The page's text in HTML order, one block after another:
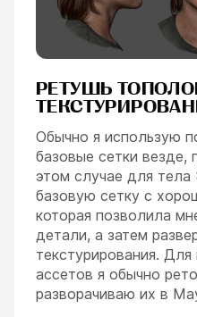
РЕТУШЬ
Обычно я использую
базовые сетки везде,
этом случае для тела
базовую сетку с
которая позволила
детали, а затем
текстурирования.
ассетов я обычно
разворачиваю их в